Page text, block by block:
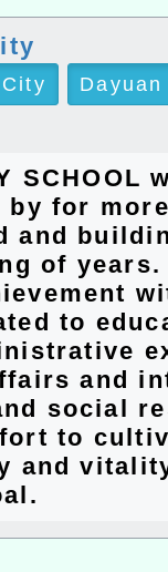
SCHOOL
by for
and
of years.
to
and
social
to
and